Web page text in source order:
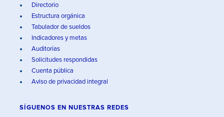
Directorio
Estructura orgánica
Tabulador de sueldos
Indicadores y metas
Auditorías
Solicitudes respondidas
Cuenta pública
Aviso de privacidad integral
SÍGUENOS EN NUESTRAS REDES